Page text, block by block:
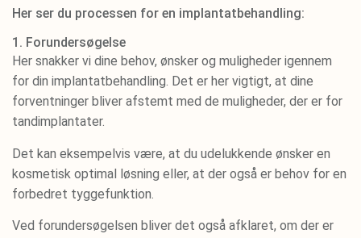
Her ser du processen for en implantatbehandling:
1. Forundersøgelse​
Her snakker vi dine behov, ønsker og muligheder igennem
for din implantatbehandling. Det er her vigtigt, at dine
forventninger bliver afstemt med de muligheder, der er for
tandimplantater.
Det kan eksempelvis være, at du udelukkende ønsker en
kosmetisk optimal løsning eller, at der også er behov for en
forbedret tyggefunktion.
Ved forundersøgelsen bliver det også afklaret, om der er